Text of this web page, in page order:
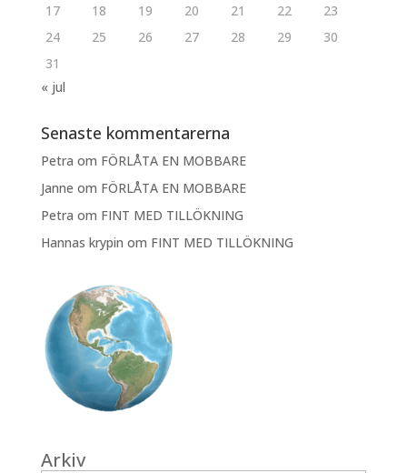
17 18 19 20 21 22
23
24
25 26 27 28 29
30
31
« jul
Senaste kommentarerna
Petra om FÖRLÅTA EN MOBBARE
Janne om FÖRLÅTA EN MOBBARE
Petra om FINT MED TILLÖKNING
Hannas krypin om FINT MED TILLÖKNING
Arkiv